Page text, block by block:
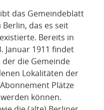
das Gemeindeblatt
Berlin, das es seit
Bereits in
Januar 1911 findet
der die Gemeinde
Lokalitäten der
Plätze
können.